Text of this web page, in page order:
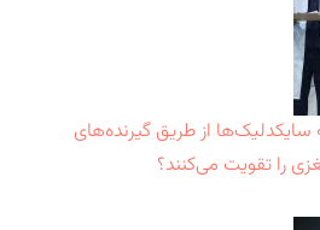
سایکدلیک‌ها از طریق گیرنده‌های
را تقویت می‌کنند؟